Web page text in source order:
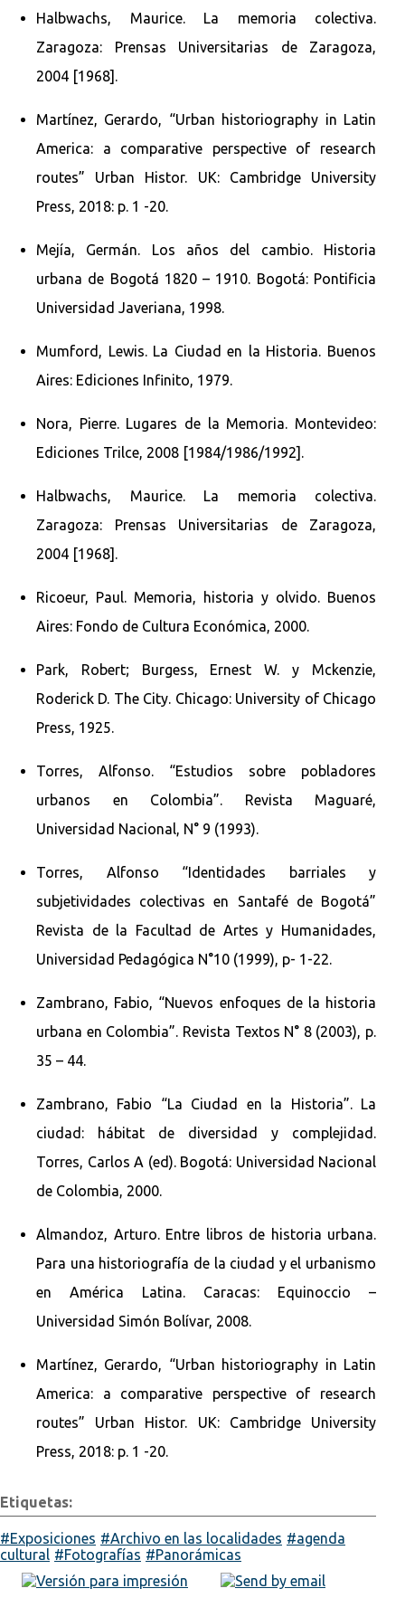
Halbwachs, Maurice. La memoria colectiva.
Zaragoza: Prensas Universitarias de Zaragoza,
2004 [1968].
Martínez, Gerardo, “Urban historiography in Latin
America: a comparative perspective of research
routes” Urban Histor. UK: Cambridge University
Press, 2018: p. 1 -20.
Mejía, Germán. Los años del cambio. Historia
urbana de Bogotá 1820 – 1910. Bogotá: Pontificia
Universidad Javeriana, 1998.
Mumford, Lewis. La Ciudad en la Historia. Buenos
Aires: Ediciones Infinito, 1979.
Nora, Pierre. Lugares de la Memoria. Montevideo:
Ediciones Trilce, 2008 [1984/1986/1992].
Halbwachs, Maurice. La memoria colectiva.
Zaragoza: Prensas Universitarias de Zaragoza,
2004 [1968].
Ricoeur, Paul. Memoria, historia y olvido. Buenos
Aires: Fondo de Cultura Económica, 2000.
Park, Robert; Burgess, Ernest W. y Mckenzie,
Roderick D. The City. Chicago: University of Chicago
Press, 1925.
Torres, Alfonso. “Estudios sobre pobladores
urbanos en Colombia”. Revista Maguaré,
Universidad Nacional, N° 9 (1993).
Torres, Alfonso “Identidades barriales y
subjetividades colectivas en Santafé de Bogotá”
Revista de la Facultad de Artes y Humanidades,
Universidad Pedagógica N°10 (1999), p- 1-22.
Zambrano, Fabio, “Nuevos enfoques de la historia
urbana en Colombia”. Revista Textos N° 8 (2003), p.
35 – 44.
Zambrano, Fabio “La Ciudad en la Historia”. La
ciudad: hábitat de diversidad y complejidad.
Torres, Carlos A (ed). Bogotá: Universidad Nacional
de Colombia, 2000.
Almandoz, Arturo. Entre libros de historia urbana.
Para una historiografía de la ciudad y el urbanismo
en América Latina. Caracas: Equinoccio –
Universidad Simón Bolívar, 2008.
Martínez, Gerardo, “Urban historiography in Latin
America: a comparative perspective of research
routes” Urban Histor. UK: Cambridge University
Press, 2018: p. 1 -20.
Etiquetas:
Exposiciones Archivo en las localidades
agenda
cultural
Fotografías Panorámicas